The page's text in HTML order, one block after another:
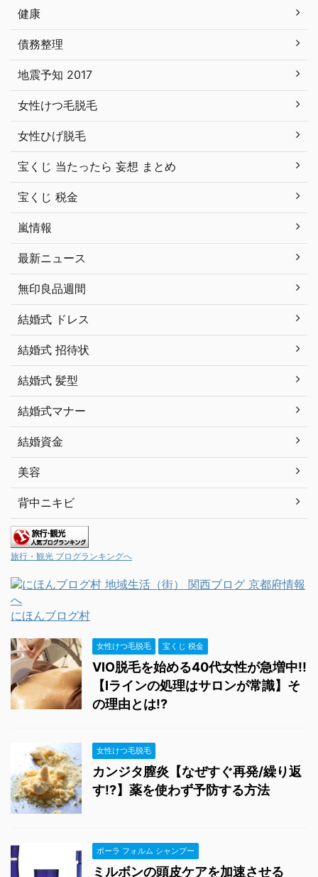
健康
債務整理
地震予知 2017
女性けつ毛脱毛
女性ひげ脱毛
宝くじ 当たったら 妄想 まとめ
宝くじ 税金
嵐情報
最新ニュース
無印良品週間
結婚式 ドレス
結婚式 招待状
結婚式 髪型
結婚式マナー
結婚資金
美容
背中ニキビ
旅行・観光 ブログランキングへ
にほんブログ村
女性けつ毛脱毛 宝くじ 税金
VIO脱毛を始める40代女性が急増中!!
【Iラインの処理はサロンが常識】そ
の理由とは!?
女性けつ毛脱毛
カンジタ膣炎【なぜすぐ再発/繰り返
す!?】薬を使わず予防する方法
ポーラ フォルム シャンプー
ミルボンの頭皮ケアを加速させる